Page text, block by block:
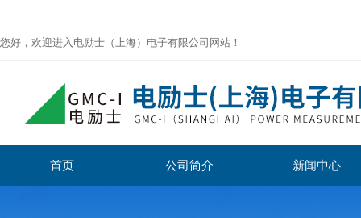
您好，欢迎进入电励士（上海）电子有限公司网站！
首页 公司简介 新闻中心